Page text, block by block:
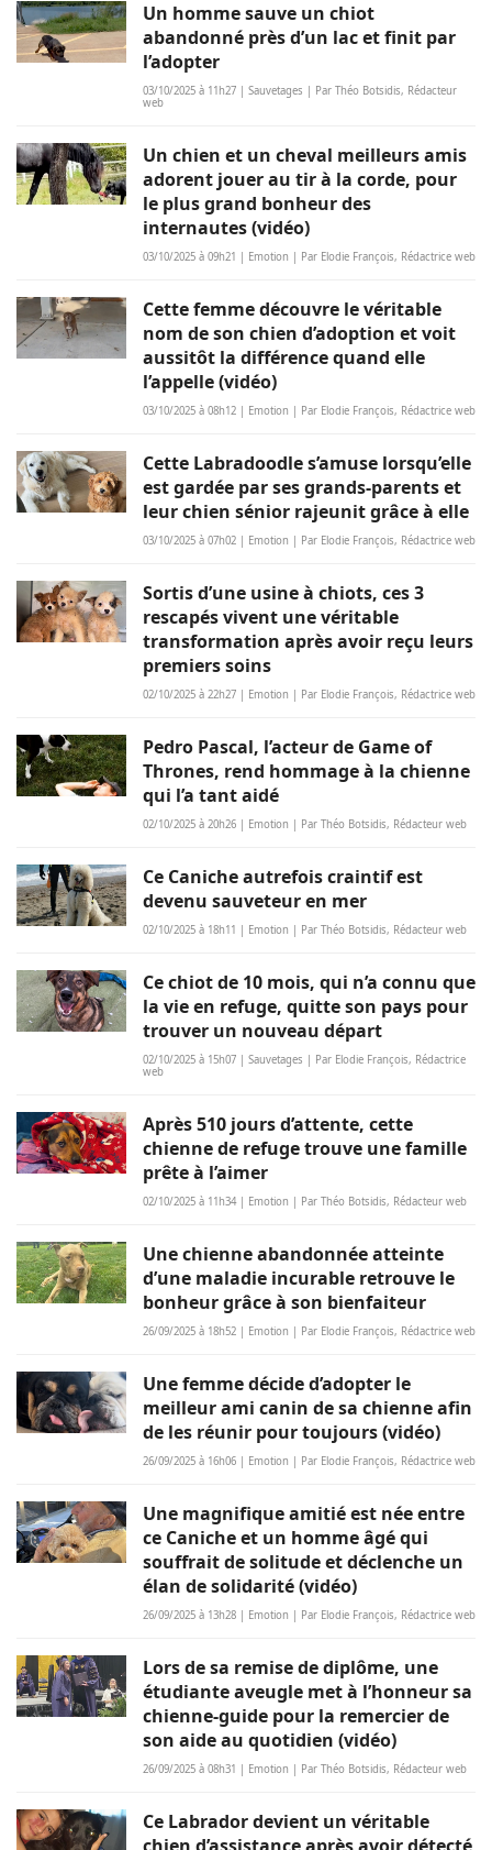
Un homme sauve un chiot
abandonné près d’un lac et finit par
l’adopter
03/10/2025 à 11h27 | Sauvetages | Par Théo Botsidis, Rédacteur
web
Un chien et un cheval meilleurs amis
adorent jouer au tir à la corde, pour
le plus grand bonheur des
internautes (vidéo)
03/10/2025 à 09h21 | Emotion | Par Elodie François, Rédactrice web
Cette femme découvre le véritable
nom de son chien d’adoption et voit
aussitôt la différence quand elle
l’appelle (vidéo)
03/10/2025 à 08h12 | Emotion | Par Elodie François, Rédactrice web
Cette Labradoodle s’amuse lorsqu’elle
est gardée par ses grands-parents et
leur chien sénior rajeunit grâce à elle
03/10/2025 à 07h02 | Emotion | Par Elodie François, Rédactrice web
Sortis d’une usine à chiots, ces 3
rescapés vivent une véritable
transformation après avoir reçu leurs
premiers soins
02/10/2025 à 22h27 | Emotion | Par Elodie François, Rédactrice web
Pedro Pascal, l’acteur de Game of
Thrones, rend hommage à la chienne
qui l’a tant aidé
02/10/2025 à 20h26 | Emotion | Par Théo Botsidis, Rédacteur web
Ce Caniche autrefois craintif est
devenu sauveteur en mer
02/10/2025 à 18h11 | Emotion | Par Théo Botsidis, Rédacteur web
Ce chiot de 10 mois, qui n’a connu que
la vie en refuge, quitte son pays pour
trouver un nouveau départ
02/10/2025 à 15h07 | Sauvetages | Par Elodie François, Rédactrice
web
Après 510 jours d’attente, cette
chienne de refuge trouve une famille
prête à l’aimer
02/10/2025 à 11h34 | Emotion | Par Théo Botsidis, Rédacteur web
Une chienne abandonnée atteinte
d’une maladie incurable retrouve le
bonheur grâce à son bienfaiteur
26/09/2025 à 18h52 | Emotion | Par Elodie François, Rédactrice web
Une femme décide d’adopter le
meilleur ami canin de sa chienne afin
de les réunir pour toujours (vidéo)
26/09/2025 à 16h06 | Emotion | Par Elodie François, Rédactrice web
Une magnifique amitié est née entre
ce Caniche et un homme âgé qui
souffrait de solitude et déclenche un
élan de solidarité (vidéo)
26/09/2025 à 13h28 | Emotion | Par Elodie François, Rédactrice web
Lors de sa remise de diplôme, une
étudiante aveugle met à l’honneur sa
chienne-guide pour la remercier de
son aide au quotidien (vidéo)
26/09/2025 à 08h31 | Emotion | Par Théo Botsidis, Rédacteur web
Ce Labrador devient un véritable